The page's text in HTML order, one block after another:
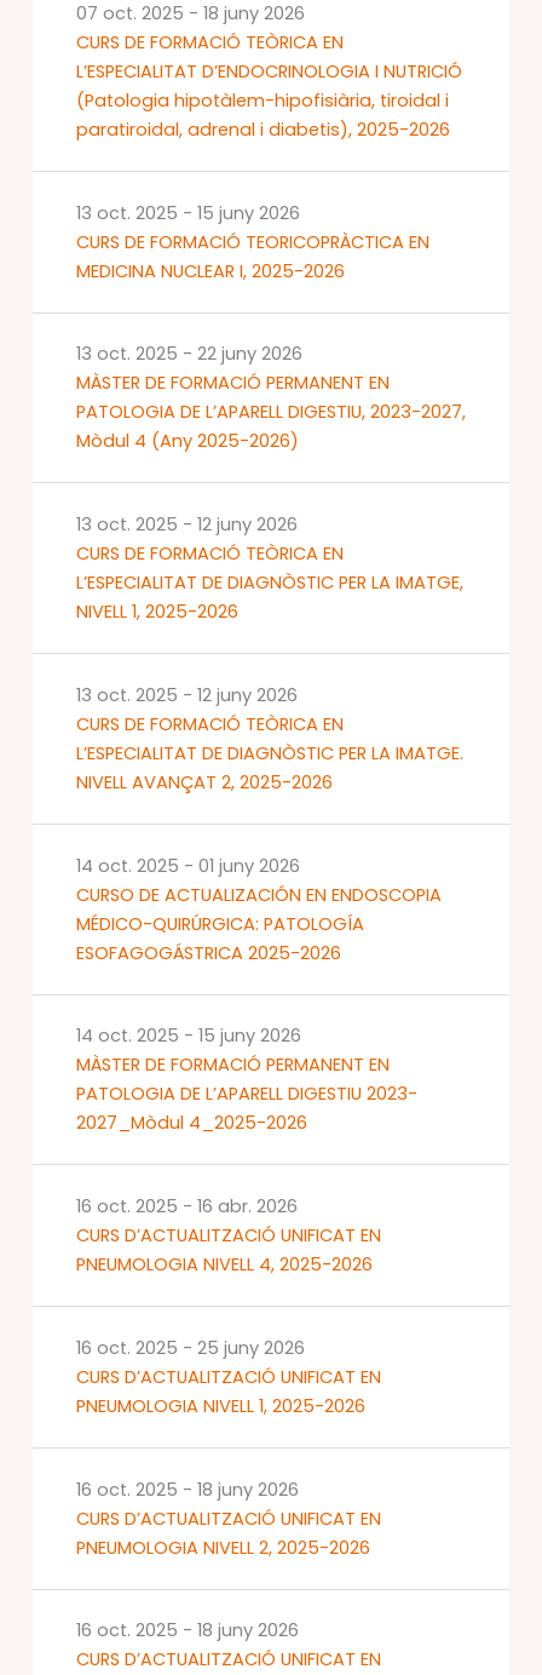
CURS DE FORMACIÓ TEÒRICA EN
L’ESPECIALITAT D’ENDOCRINOLOGIA I NUTRICIÓ
(Patologia hipotàlem-hipofisiària, tiroidal i
paratiroidal, adrenal i diabetis), 2025-2026
07 oct. 2025 - 18 juny 2026
CURS DE FORMACIÓ TEORICOPRÀCTICA EN
MEDICINA NUCLEAR I, 2025-2026
13 oct. 2025 - 15 juny 2026
MÀSTER DE FORMACIÓ PERMANENT EN
PATOLOGIA DE L’APARELL DIGESTIU, 2023-2027,
Mòdul 4 (Any 2025-2026)
13 oct. 2025 - 22 juny 2026
CURS DE FORMACIÓ TEÒRICA EN
L’ESPECIALITAT DE DIAGNÒSTIC PER LA IMATGE,
NIVELL 1, 2025-2026
13 oct. 2025 - 12 juny 2026
CURS DE FORMACIÓ TEÒRICA EN
L’ESPECIALITAT DE DIAGNÒSTIC PER LA IMATGE.
NIVELL AVANÇAT 2, 2025-2026
13 oct. 2025 - 12 juny 2026
CURSO DE ACTUALIZACIÓN EN ENDOSCOPIA
MÉDICO-QUIRÚRGICA: PATOLOGÍA
ESOFAGOGÁSTRICA 2025-2026
14 oct. 2025 - 01 juny 2026
MÀSTER DE FORMACIÓ PERMANENT EN
PATOLOGIA DE L’APARELL DIGESTIU 2023-
2027_Mòdul 4_2025-2026
14 oct. 2025 - 15 juny 2026
CURS D’ACTUALITZACIÓ UNIFICAT EN
PNEUMOLOGIA NIVELL 4, 2025-2026
16 oct. 2025 - 16 abr. 2026
CURS D’ACTUALITZACIÓ UNIFICAT EN
PNEUMOLOGIA NIVELL 1, 2025-2026
16 oct. 2025 - 25 juny 2026
CURS D’ACTUALITZACIÓ UNIFICAT EN
PNEUMOLOGIA NIVELL 2, 2025-2026
16 oct. 2025 - 18 juny 2026
CURS D’ACTUALITZACIÓ UNIFICAT EN
16 oct. 2025 - 18 juny 2026